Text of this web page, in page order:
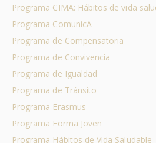
Programa CIMA: Hábitos de vida
Programa ComunicA
Programa de Compensatoria
Programa de Convivencia
Programa de Igualdad
Programa de Tránsito
Programa Erasmus
Programa Forma Joven
Programa Hábitos de Vida Saludable